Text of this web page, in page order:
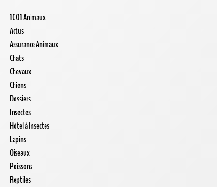
1001 Animaux
Actus
Assurance Animaux
Chats
Chevaux
Chiens
Dossiers
Insectes
Hôtel à Insectes
Lapins
Oiseaux
Poissons
Reptiles